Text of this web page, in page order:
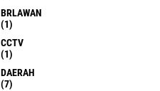
BRLAWAN
(1)
CCTV
(1)
DAERAH
(7)